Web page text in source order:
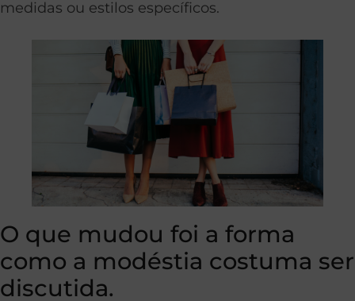
medidas ou estilos específicos.
O que mudou foi a forma
como a modéstia costuma ser
discutida.